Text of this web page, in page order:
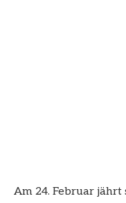
Am 24. Februar jährt